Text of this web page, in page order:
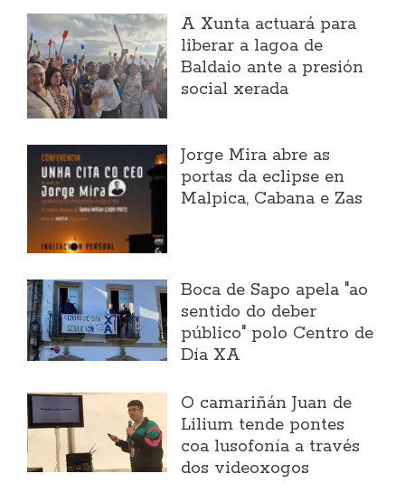
A Xunta actuará para
liberar a lagoa de
Baldaio ante a presión
social xerada
Jorge Mira abre as
portas da eclipse en
Malpica, Cabana e Zas
Boca de Sapo apela "ao
sentido do deber
público" polo Centro de
Día XA
O camariñán Juan de
Lilium tende pontes
coa lusofonía a través
dos videoxogos